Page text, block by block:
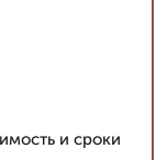
и сроки